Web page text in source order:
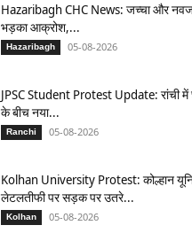
Hazaribagh CHC News: जच्चा और
भड़का आक्रोश,...
Hazaribagh 05-08-2026
JPSC Student Protest Update: रांची
के बीच नया...
Ranchi 05-08-2026
Kolhan University Protest: कोल्हान
लेटलतीफी पर सड़क पर उतरे...
Kolhan 05-08-2026